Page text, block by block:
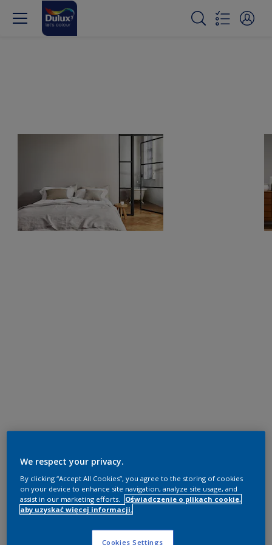
We respect your privacy.
By clicking “Accept All Cookies”, you agree to the storing of cookies
on your device to enhance site navigation, analyze site usage, and
assist in our marketing efforts.
Oświadczenie o plikach cookie,
aby uzyskać więcej informacji.
Cookies Settings